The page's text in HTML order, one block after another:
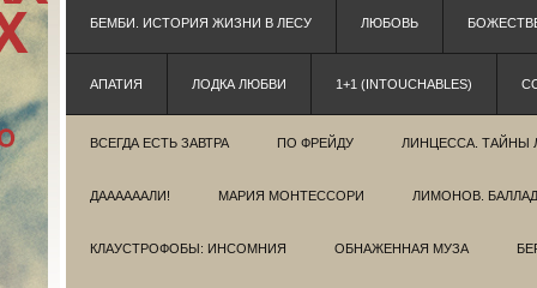
БЕМБИ. ИСТОРИЯ ЖИЗНИ В ЛЕСУ ЛЮБОВЬ
АПАТИЯ ЛОДКА ЛЮБВИ 1+1 (INTOUCHABLES)
ВСЕГДА ЕСТЬ ЗАВТРА ПО ФРЕЙДУ ЛИНЦЕССА. ТАЙНЫ
ДААААААЛИ! МАРИЯ МОНТЕССОРИ ЛИМОНОВ.
КЛАУСТРОФОБЫ: ИНСОМНИЯ ОБНАЖЕННАЯ МУЗА